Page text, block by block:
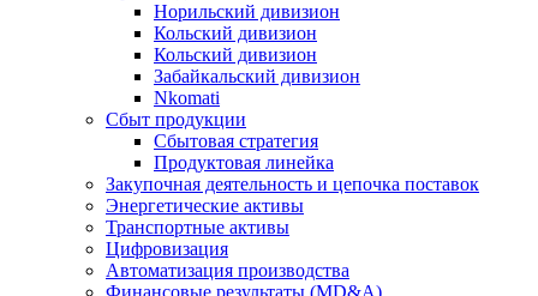
Норильский дивизион
Кольский дивизион
Кольский дивизион
Забайкальский дивизион
Nkomati
Сбыт продукции
Сбытовая стратегия
Продуктовая линейка
Закупочная деятельность и цепочка поставок
Энергетические активы
Транспортные активы
Цифровизация
Автоматизация производства
Финансовые результаты (MD&A)